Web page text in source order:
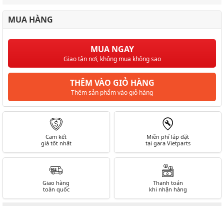
MUA HÀNG
MUA NGAY
Giao tận nơi, không mua không sao
THÊM VÀO GIỎ HÀNG
Thêm sản phẩm vào giỏ hàng
Cam kết
giá tốt nhất
Miễn phí lắp đặt
tại gara Vietparts
Giao hàng
toàn quốc
Thanh toán
khi nhận hàng